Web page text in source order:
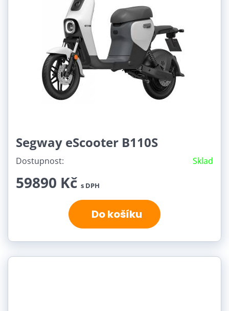
Segway eScooter B110S
Dostupnost: Sklad
59890 Kč s DPH
Do košíku